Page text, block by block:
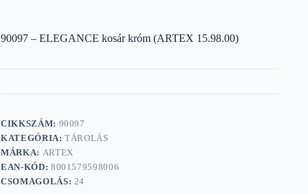
90097 – ELEGANCE kosár króm (ARTEX 15.98.00)
CIKKSZÁM: 90097
KATEGÓRIA:TÁROLÁS
MÁRKA: ARTEX
EAN-KÓD: 8001579598006
CSOMAGOLÁS: 24